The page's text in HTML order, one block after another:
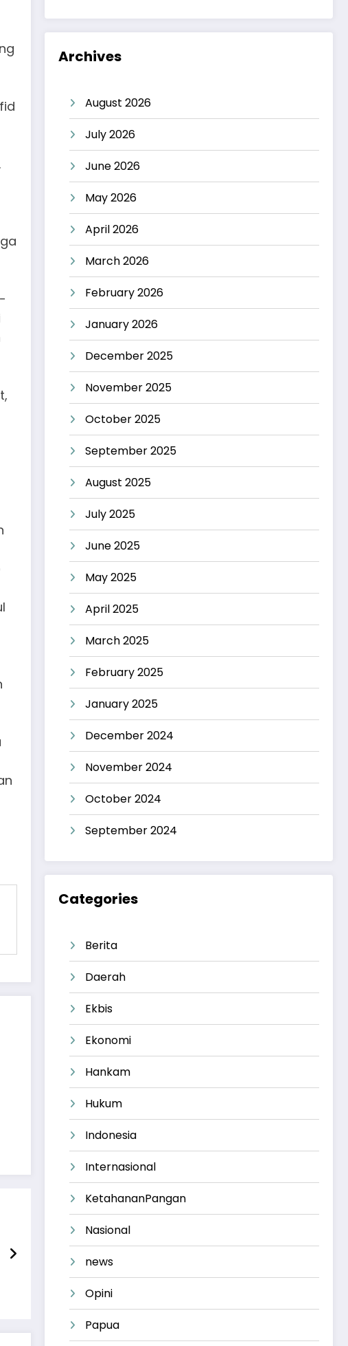
Archives
August 2026
July 2026
June 2026
May 2026
April 2026
March 2026
February 2026
January 2026
December 2025
November 2025
October 2025
September 2025
August 2025
July 2025
June 2025
May 2025
April 2025
March 2025
February 2025
January 2025
December 2024
November 2024
October 2024
September 2024
Categories
Berita
Daerah
Ekbis
Ekonomi
Hankam
Hukum
Indonesia
Internasional
KetahananPangan
Nasional
news
Opini
Papua